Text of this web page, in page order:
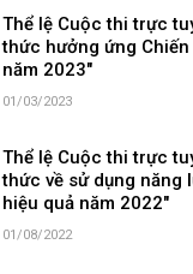
Thể lệ Cuộc thi trực
thức hưởng ứng
năm 2023"
01/03/2023
Thể lệ Cuộc thi trực
thức về sử dụng năng
hiệu quả năm 2022"
01/08/2022